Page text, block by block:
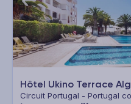
Hôtel Ukino Terrace
Circuit Portugal - Portugal